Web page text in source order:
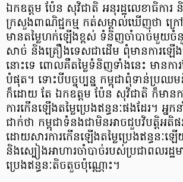
ឯកឧត្តម ប៉ែន សុវិជាតិ អនុរដ្ឋលេខាធិការ និ
ក្រសួងពាណិជ្ជកម្ម កត់សម្គាល់ឃើញថា ក្រៅ
មានតម្លៃហក់ឡើងខ្ពស់ ទំនិញចាំបាច់មួយចំនួ
សាច់ និងគ្រឿងទេសជាដើម ពុំមានការឡើង
នោះទេ ពោលគឺតម្លៃទំនិញទាំងនេះ មានកា
បំផុត។ ទោះបីបច្ចុប្បន្ន កម្ពុជាពុំទាន់ប្រឈ
ក៏ដោយ តែ ឯកឧត្តម ប៉ែន សុវិជាតិ ក៏មានក
ការកើនឡើងតម្លៃប្រេងឥន្ធនៈផងដែរ។ អ្នក
ជាក់ថា កម្ពុជាទំនងជាមិនអាចជួបវិបត្តិអតិ
ដោយសារការកើនឡើងតម្លៃប្រេងឥន្ធនៈ
និងស្បៀងអាហារចាំបាច់របស់ប្រជាពលរដ្ឋម
ប្រេងឥន្ធនៈតិចតួចប៉ុណ្ណោះ។